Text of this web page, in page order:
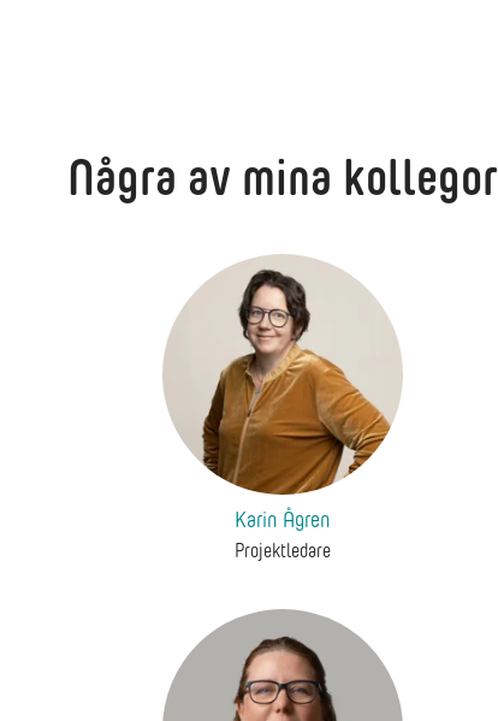
Några av mina kollegor
Karin Ågren
Projektledare